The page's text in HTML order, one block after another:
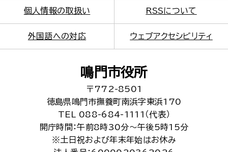
個人情報の取扱い RSSについて
外国語への対応 ウェブアクセシビリティ
鳴門市役所
〒772-8501
徳島県鳴門市撫養町南浜字東浜170
TEL 088-684-1111（代表）
開庁時間：午前8時30分～午後5時15分
※土日祝および年末年始はお休み